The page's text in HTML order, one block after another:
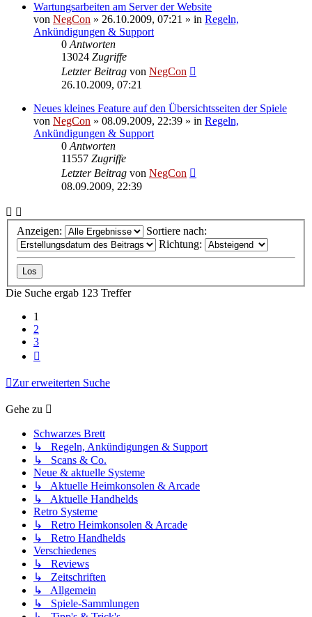
Wartungsarbeiten am Server der Website
von NegCon » 26.10.2009, 07:21 » in Regeln,
Ankündigungen & Support
0Antworten
13024 Zugriffe
Letzter Beitrag von NegCon
26.10.2009, 07:21
Neues kleines Feature auf den Übersichtsseiten der Spiele
von NegCon » 08.09.2009, 22:39 » in Regeln,
Ankündigungen & Support
0Antworten
11557 Zugriffe
Letzter Beitrag von NegCon
08.09.2009, 22:39
Anzeigen:
Sortiere nach:
Richtung:
Die Suche ergab 123 Treffer
1
2
3
Zur erweiterten Suche
Gehe zu
Schwarzes Brett
↳ Regeln, Ankündigungen & Support
↳ Scans & Co.
Neue & aktuelle Systeme
↳ Aktuelle Heimkonsolen & Arcade
↳ Aktuelle Handhelds
Retro Systeme
↳ Retro Heimkonsolen & Arcade
↳ Retro Handhelds
Verschiedenes
↳ Reviews
↳ Zeitschriften
↳ Allgemein
↳ Spiele-Sammlungen